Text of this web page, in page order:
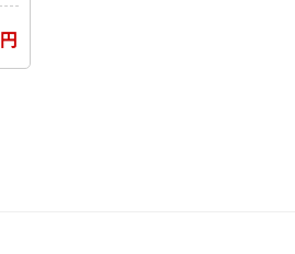
円